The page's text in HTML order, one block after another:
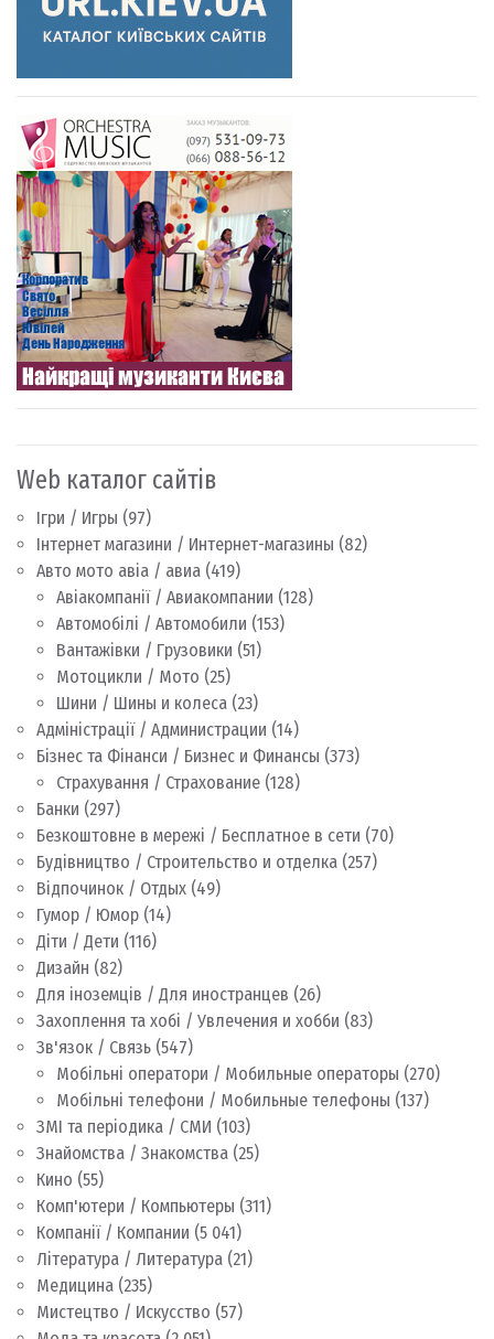
Web каталог сайтів
Ігри / Игры (97)
Інтернет магазини / Интернет-магазины (82)
Авто мото авіа / авиа (419)
Авіакомпанії / Авиакомпании (128)
Автомобілі / Автомобили (153)
Вантажівки / Грузовики (51)
Мотоцикли / Мото (25)
Шини / Шины и колеса (23)
Адміністрації / Администрации (14)
Бізнес та Фінанси / Бизнес и Финансы (373)
Страхування / Страхование (128)
Банки (297)
Безкоштовне в мережі / Бесплатное в сети (70)
Будівництво / Строительство и отделка (257)
Відпочинок / Отдых (49)
Гумор / Юмор (14)
Діти / Дети (116)
Дизайн (82)
Для іноземців / Для иностранцев (26)
Захоплення та хобі / Увлечения и хобби (83)
Зв'язок / Связь (547)
Мобільні оператори / Мобильные операторы (270)
Мобільні телефони / Мобильные телефоны (137)
ЗМІ та періодика / СМИ (103)
Знайомства / Знакомства (25)
Кино (55)
Комп'ютери / Компьютеры (311)
Компанії / Компании (5 041)
Література / Литература (21)
Медицина (235)
Мистецтво / Искусство (57)